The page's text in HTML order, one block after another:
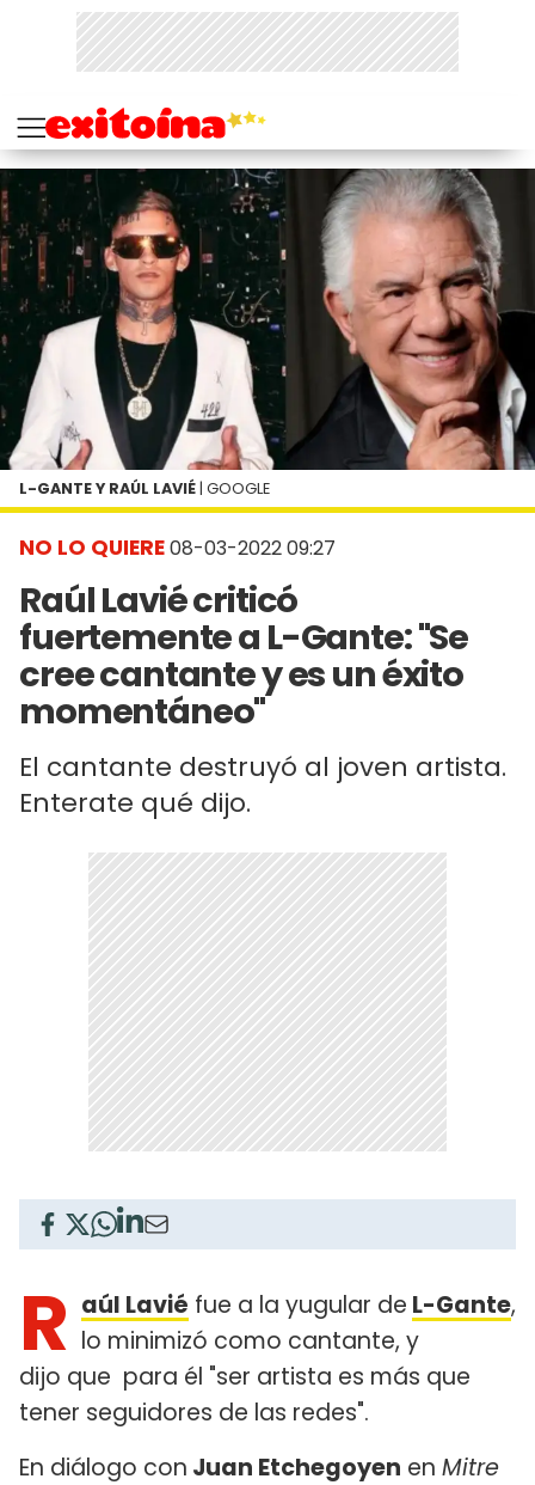
NO LO QUIERE08-03-2022 09:27
Raúl Lavié criticó
fuertemente a L-Gante: "Se
cree cantante y es un éxito
momentáneo"
El cantante destruyó al joven artista.
Enterate qué dijo.
L-GANTE Y RAÚL LAVIÉ | GOOGLE
R aúl Lavié fue a la yugular de L-Gante,
lo minimizó como cantante, y
dijo que para él "ser artista es más que
tener seguidores de las redes".
En diálogo con Juan Etchegoyen en Mitre